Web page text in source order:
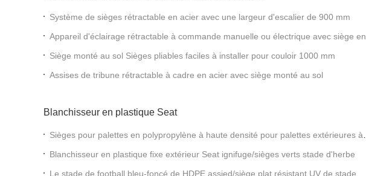
Système de sièges rétractable en acier avec une largeur d'escalier de 900 mm
Appareil d'éclairage rétractable à commande manuelle ou électrique avec siège en
Siège monté au sol Sièges pliables faciles à installer pour couloir 1000 mm
Assises de tribune rétractable à cadre en acier avec siège monté au sol
Blanchisseur en plastique Seat
Sièges pour palettes en polypropylène à haute densité pour palettes extérieures à
Blanchisseur en plastique fixe extérieur Seat ignifuge/sièges verts stade d'herbe
Le stade de football bleu-foncé de HDPE assied/siège plat résistant UV de stade